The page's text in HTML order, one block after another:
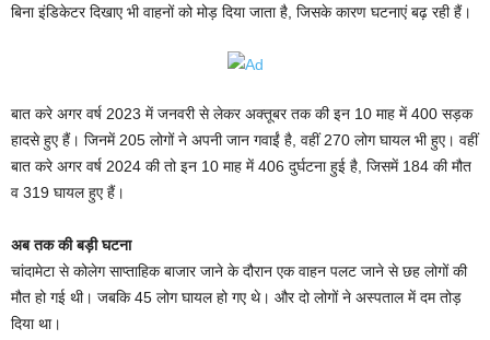
बिना इंडिकेटर दिखाए भी वाहनों को मोड़ दिया जाता है, जिसके कारण घटनाएं बढ़ रही हैं।
बात करे अगर वर्ष 2023 में जनवरी से लेकर अक्तूबर तक की इन 10 माह में 400 सड़क
हादसे हुए हैं। जिनमें 205 लोगों ने अपनी जान गवाईं है, वहीं 270 लोग घायल भी हुए। वहीं
बात करे अगर वर्ष 2024 की तो इन 10 माह में 406 दुर्घटना हुई है, जिसमें 184 की मौत
व 319 घायल हुए हैं।
अब तक की बड़ी घटना
चांदामेटा से कोलेग साप्ताहिक बाजार जाने के दौरान एक वाहन पलट जाने से छह लोगों की
मौत हो गई थी। जबकि 45 लोग घायल हो गए थे। और दो लोगों ने अस्पताल में दम तोड़
दिया था।